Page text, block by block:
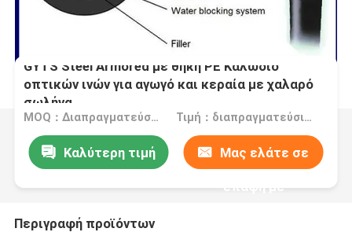
GYTS Steel Armored με θήκη PE Καλώδιο
οπτικών ινών για αγωγό και κεραία με χαλαρό
σωλήνα
MOQ：Διαπραγματεύσιμο Τιμή：διαπραγματεύσιμα
Καλύτερη τιμή Μας ελάτε σε
επαφή με
Περιγραφή προϊόντων